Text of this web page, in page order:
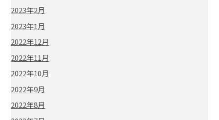
2023年2月
2023年1月
2022年12月
2022年11月
2022年10月
2022年9月
2022年8月